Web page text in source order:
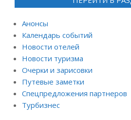
Анонсы
Календарь событий
Новости отелей
Новости туризма
Очерки и зарисовки
Путевые заметки
Спецпредложения партнеров
Турбизнес